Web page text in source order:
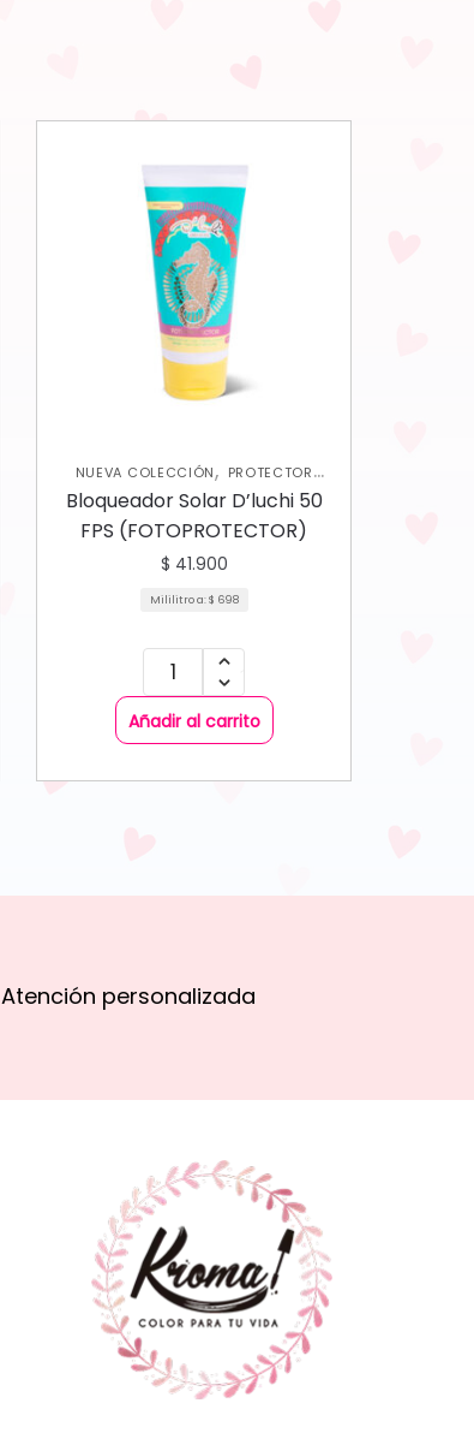
NUEVA COLECCIÓN, PROTECTOR
SOLAR,SKIN CARE CORPORAL,SKIN
Bloqueador Solar D’luchi 50
FPS (FOTOPROTECTOR)
$ 41.900
Mililitro a:$ 698
Añadir al carrito
Atención personalizada